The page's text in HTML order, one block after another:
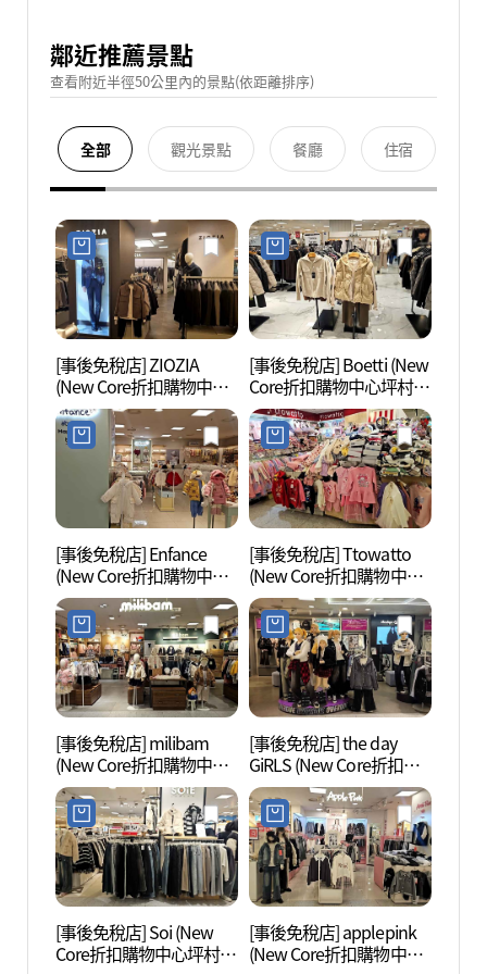
鄰近推薦景點
查看附近半徑50公里內的景點(依距離排序)
全部 觀光景點 餐廳 住宿
[事後免稅店] ZIOZIA
(New Core折扣購物中心
坪村店)(지오지아 뉴코아
아울렛 평촌점)
[事後免稅店] Boetti (New
Core折扣購物中心坪村
店)(보에띠 뉴코아아울렛
평촌점)
[事後免稅店] Enfance
(New Core折扣購物中心
坪村店)(앙팡스 뉴코아아
울렛 평촌점)
[事後免稅店] Ttowatto
(New Core折扣購物中心
坪村店)(또와또 뉴코아아
울렛 평촌점)
[事後免稅店] milibam
(New Core折扣購物中心
坪村店)(밀리밤 뉴코아아
울렛 평촌점)
[事後免稅店] the day
GiRLS (New Core折扣購
物中心坪村店)(더데이걸
뉴코아아울렛 평촌점)
[事後免稅店] Soi (New
Core折扣購物中心坪村
[事後免稅店] applepink
(New Core折扣購物中心